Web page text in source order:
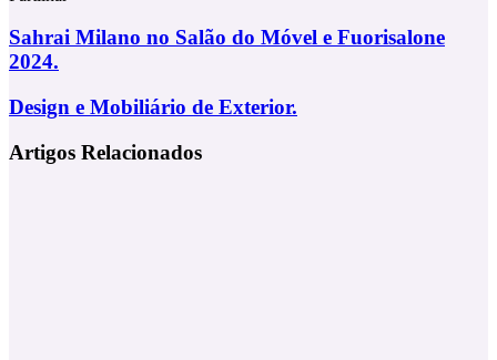
Via
Email
Sahrai
Milano
no
Salão
do
e
Sahrai Milano no Salão do Móvel e Fuorisalone
2024.
Design
Mobiliário
de
Design e Mobiliário de Exterior.
Artigos Relacionados